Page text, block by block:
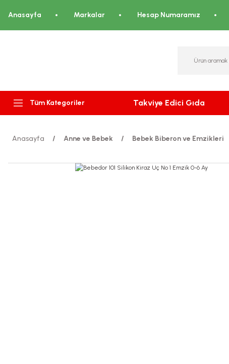
Anasayfa Markalar Hesap Numaramız
Tüm Kategoriler Takviye Edici Gıda
Anasayfa Anne ve Bebek Bebek Biberon ve Emzikleri